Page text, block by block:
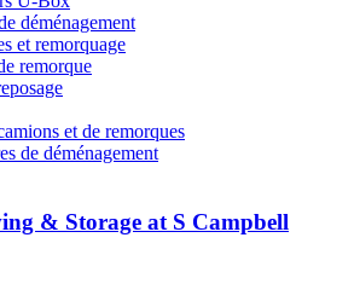
déménagement
et remorquage
remorque
et de remorques
de déménagement
& Storage at S Campbell